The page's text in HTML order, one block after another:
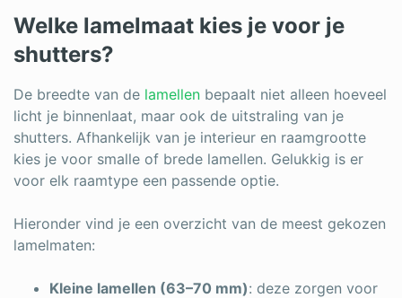
Welke lamelmaat kies je voor je
shutters?
De breedte van de lamellen bepaalt niet alleen hoeveel
licht je binnenlaat, maar ook de uitstraling van je
shutters. Afhankelijk van je interieur en raamgrootte
kies je voor smalle of brede lamellen. Gelukkig is er
voor elk raamtype een passende optie.
Hieronder vind je een overzicht van de meest gekozen
lamelmaten:
Kleine lamellen (63–70 mm): deze zorgen voor